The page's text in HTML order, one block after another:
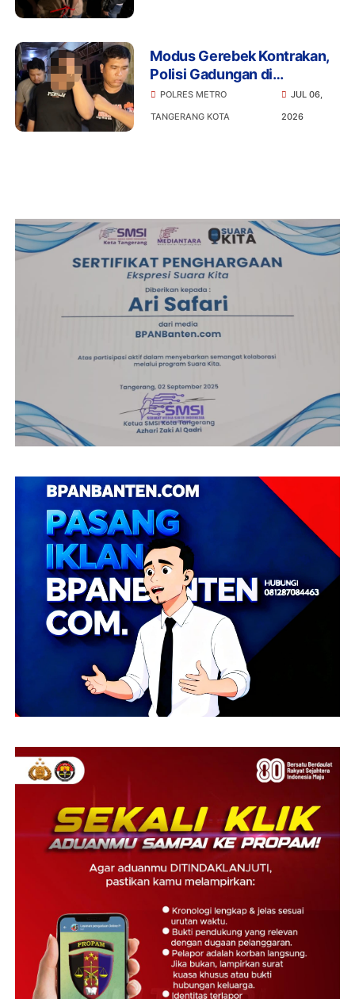
Modus Gerebek Kontrakan,
Polisi Gadungan di
Tangerang Ditangkap, Dua
Rekannya Masih Diburu
POLRES METRO
TANGERANG KOTA
JUL 06,
2026